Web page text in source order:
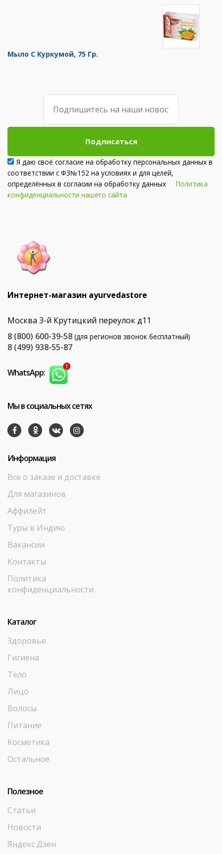
Мыло С Куркумой, 75 Гр.
Подписаться
Я даю своё согласие на обработку персональных данных в
соответствии с ФЗ№152 на условиях и для целей,
определённых в согласии на обработку данных Политика
конфиденциальности нашего сайта
Интернет-магазин ayurvedastore
Москва 3-й Крутицкий переулок д11
8 (800) 600-39-58 (для регионов звонок бесплатный)
8 (499) 938-55-87
WhatsApp:
Мы в социальных сетях
Информация
Все о заказе и доставке
Для магазинов
Аффилейт
Туры в Индию
Вакансии
Контакты
Политика
конфиденциальности
Каталог
Здоровье
Гигиена
Тело
Лицо
Волосы
Питание
Косметика
Остальное
Полезное
Статьи
Новости
Яндекс Дзен